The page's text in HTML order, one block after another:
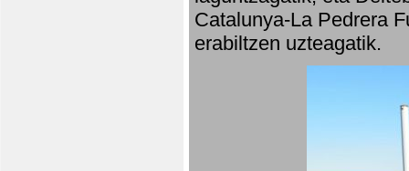
Catalunya-La Pedrera
erabiltzen uzteagatik.